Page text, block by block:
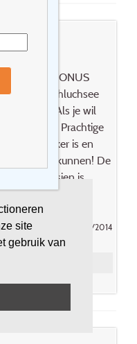
site
gebruik van
via de KONUS
naar Schluchsee
de Titisee. Als je wil
doorrijden! Prachtige
dubbeldekker is en
open kunnen! De
St Blasien is
Gepost door Karen - 17/11/2014